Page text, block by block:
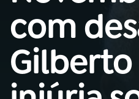
02 A RÁDIO
PROGRAMAÇÃO
com